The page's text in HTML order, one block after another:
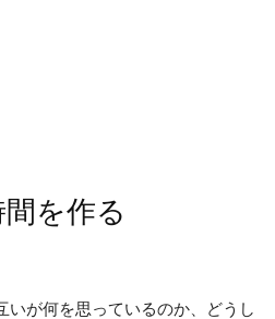
を作る
いが何を思っているのか、どうし